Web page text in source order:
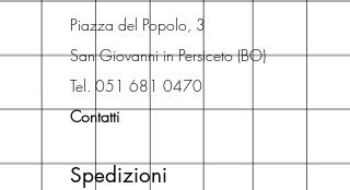
risparmiare sulle spese di
spedizione e ritirare il libro presso
Libreria degli Orsi, Piazza del
Popolo 3, 40017
San Giovanni in Persiceto (BO).
Piazza del Popolo, 3
San Giovanni in Persiceto (BO)
Tel. 051 681 0470
Contatti
Spedizioni